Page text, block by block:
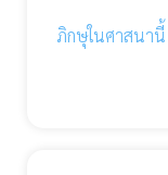
ภิกษุในศาสนา